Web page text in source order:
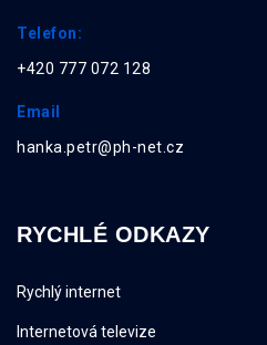
Telefon:
+420 777 072 128
Email
hanka.petr@ph-net.cz
RYCHLÉ ODKAZY
Rychlý internet
Internetová televize